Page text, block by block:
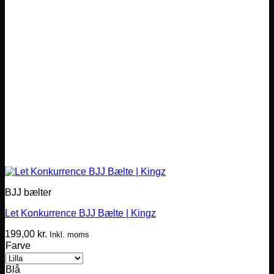
BJJ bælter
Let Konkurrence BJJ Bælte | Kingz
199,00 kr. Inkl. moms
Farve
Blå